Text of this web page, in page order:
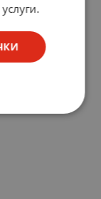
до 4kW.
помощна
и два